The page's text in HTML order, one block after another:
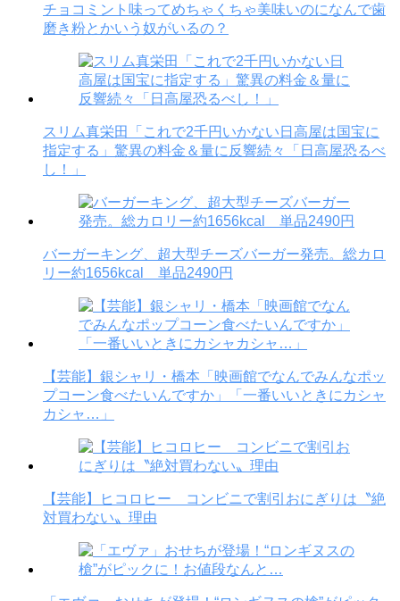
チョコミント味ってめちゃくちゃ美味いのになんで歯
磨き粉とかいう奴がいるの？
スリム真栄田「これで2千円いかない日高屋は国宝に
指定する」驚異の料金＆量に反響続々「日高屋恐るべ
し！」
バーガーキング、超大型チーズバーガー発売。総カロ
リー約1656kcal 単品2490円
【芸能】銀シャリ・橋本「映画館でなんでみんなポッ
プコーン食べたいんですか」「一番いいときにカシャ
カシャ…」
【芸能】ヒコロヒー コンビニで割引おにぎりは〝絶
対買わない〟理由